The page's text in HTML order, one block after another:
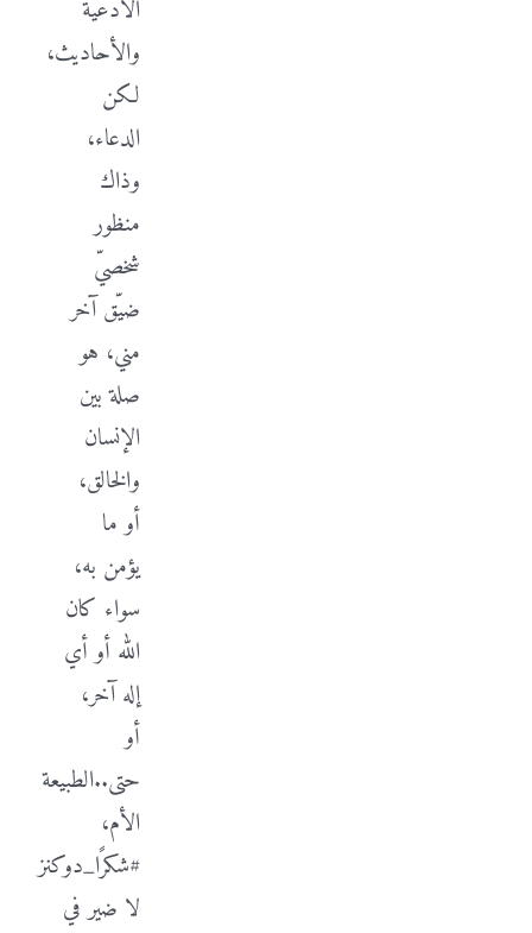
الأدعيّة
والأحاديث،
لكن
الدعاء،
وذاك
منظور
شخصيّ
ضيّق آخر
مني، هو
صلة بين
الإنسان
والخالق،
أو ما
يؤمن به،
سواء كان
الله أو أي
إله آخر،
أو
حتى..الطبيعة
الأم،
#شكرًا_دوكنز
لا ضير في